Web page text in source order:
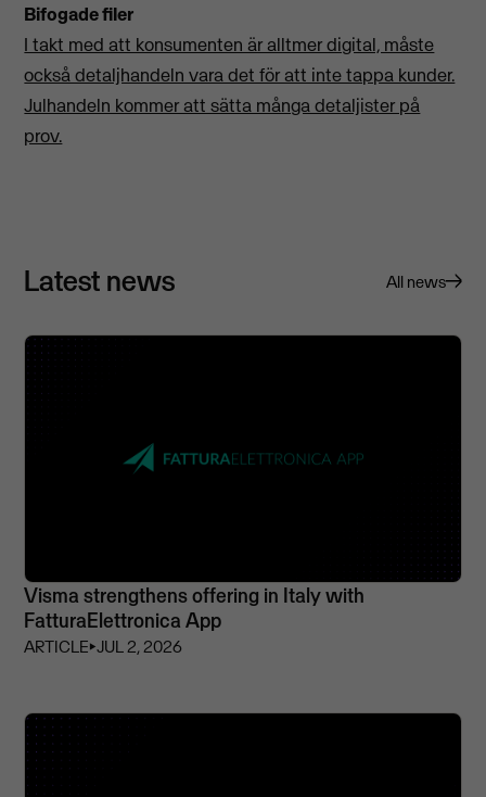
Bifogade filer
I takt med att konsumenten är alltmer digital, måste
också detaljhandeln vara det för att inte tappa kunder.
Julhandeln kommer att sätta många detaljister på
prov.
Latest news All news
Visma strengthens offering in Italy with
FatturaElettronica App
ARTICLE⏵JUL 2, 2026